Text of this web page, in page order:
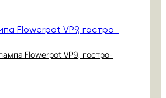
Flowerpot VP9, гостро-